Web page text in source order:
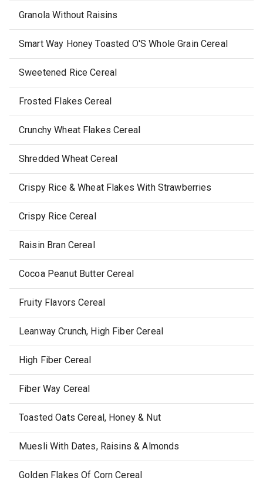
Granola Without Raisins
Smart Way Honey Toasted O'S Whole Grain Cereal
Sweetened Rice Cereal
Frosted Flakes Cereal
Crunchy Wheat Flakes Cereal
Shredded Wheat Cereal
Crispy Rice & Wheat Flakes With Strawberries
Crispy Rice Cereal
Raisin Bran Cereal
Cocoa Peanut Butter Cereal
Fruity Flavors Cereal
Leanway Crunch, High Fiber Cereal
High Fiber Cereal
Fiber Way Cereal
Toasted Oats Cereal, Honey & Nut
Muesli With Dates, Raisins & Almonds
Golden Flakes Of Corn Cereal